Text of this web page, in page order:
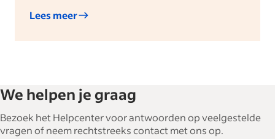
Lees meer
We helpen je graag
Bezoek het Helpcenter voor antwoorden op veelgestelde
vragen of neem rechtstreeks contact met ons op.